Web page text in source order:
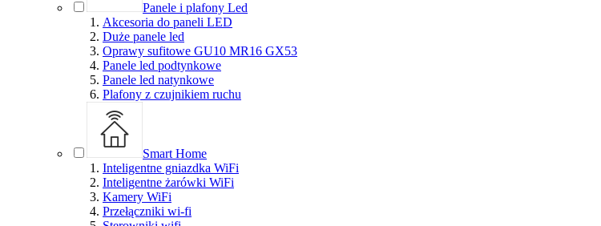
Panele i plafony Led
Akcesoria do paneli LED
Duże panele led
Oprawy sufitowe GU10 MR16 GX53
Panele led podtynkowe
Panele led natynkowe
Plafony z czujnikiem ruchu
Smart Home
Inteligentne gniazdka WiFi
Inteligentne żarówki WiFi
Kamery WiFi
Przełączniki wi-fi